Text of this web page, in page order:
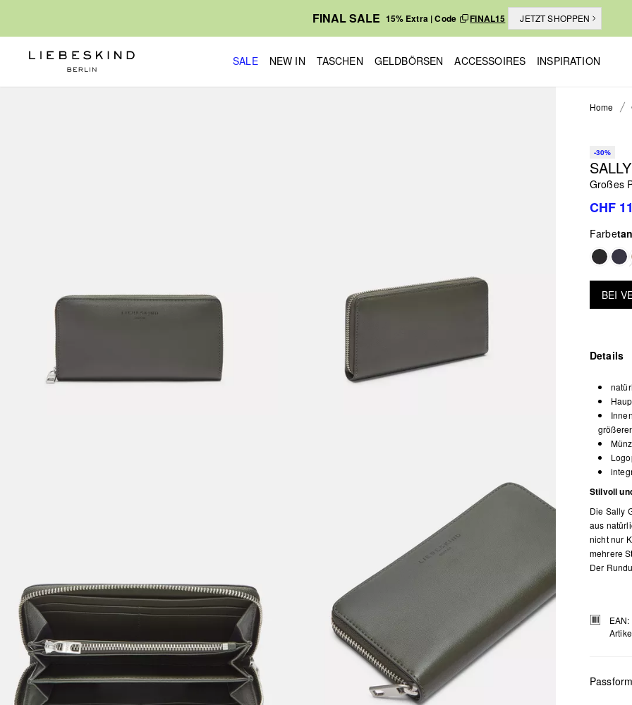
FINAL SALE 15% Extra | Code FINAL15 JETZT SHOPPEN
SALE NEW IN TASCHEN GELDBÖRSEN ACCESSOIRES INSPIRATION
Home
-30%
Großes
CHF
Farbe
BEI
Details
Stilvoll
Die Sally
aus
nicht nur
mehrere
Der
Passform